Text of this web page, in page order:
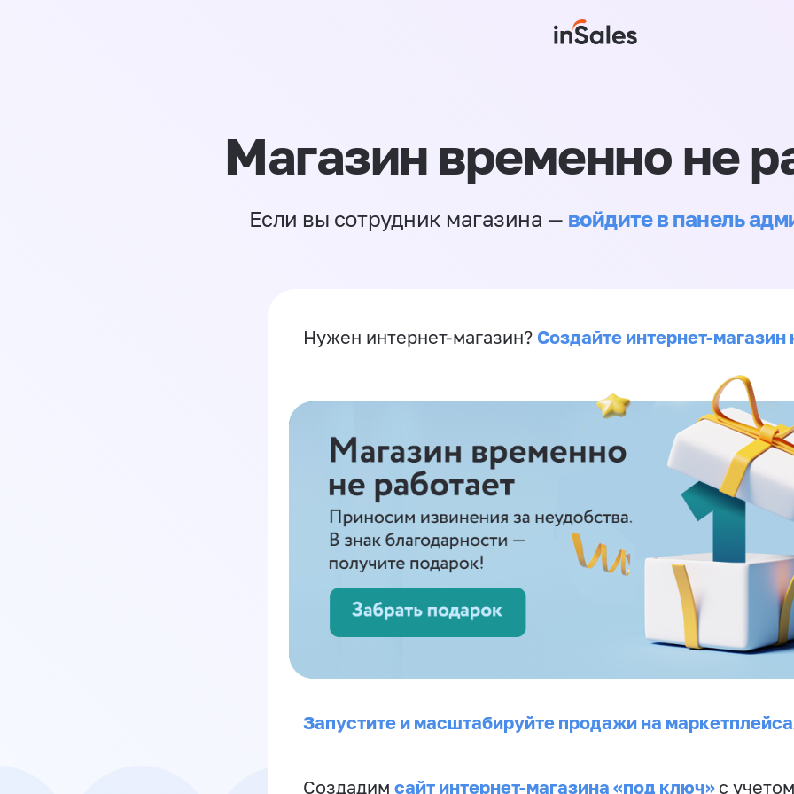
Магазин временно не
Если вы сотрудник магазина — войдите в панель
Нужен интернет-магазин? Создайте интернет-магазин
Запустите и масштабируйте продажи на
Создадим сайт интернет-магазина «под ключ» с учетом